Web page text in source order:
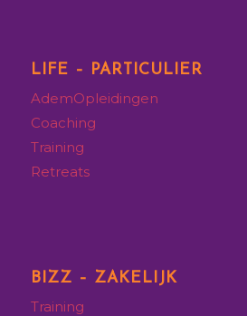
LIFE – PARTICULIER
AdemOpleidingen
Coaching
Training
Retreats
BIZZ – ZAKELIJK
Training